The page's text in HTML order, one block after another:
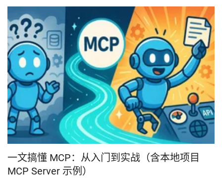
一文搞懂 MCP：从入门到实战（含本地项目
MCP Server 示例）